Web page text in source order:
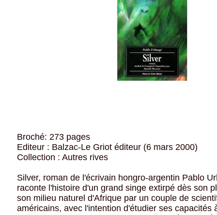
Broché: 273 pages
Editeur : Balzac-Le Griot éditeur (6 mars 2000)
Collection : Autres rives
Silver, roman de l'écrivain hongro-argentin Pablo
raconte l'histoire d'un grand singe extirpé dès son
son milieu naturel d'Afrique par un couple de
américains, avec l'intention d'étudier ses capacités